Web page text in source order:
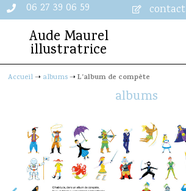
06 27 39 06 59 contact
Aude Maurel
illustratrice
Accueil➝ albums➝L’album de compète
albums